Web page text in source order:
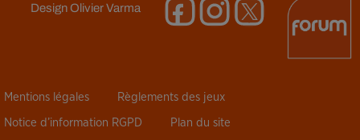
DesignOlivier Varma
Mentions légales Règlements des jeux
Notice d’information RGPD Plan du site